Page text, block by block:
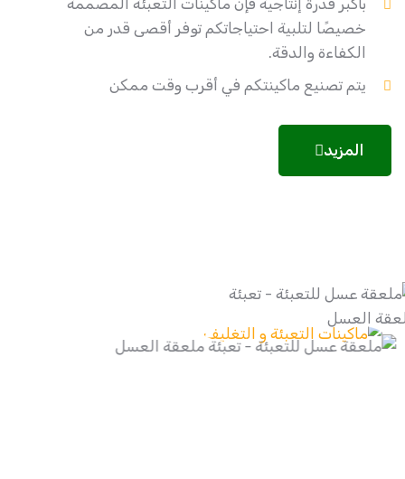
خصيصًا لتلبية احتياجاتكم توفر أقصى قدر من
الكفاءة والدقة.
يتم تصنيع ماكينتكم في أقرب وقت ممكن
المزيد